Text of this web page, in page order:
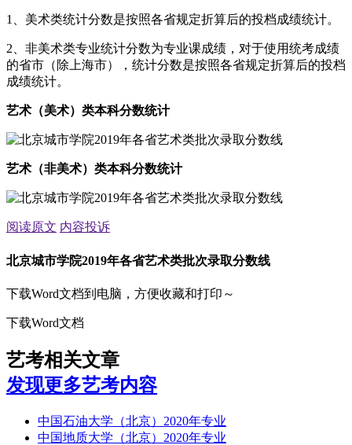
1、美术类统计分数是按照各省规定折算后的投档成绩统计。
2、非美术类专业统计分数为专业课成绩，对于使用统考成绩
的省市（除上海市），统计分数是按照各省规定折算后的投档
成绩统计。
艺术（美术）类本科分数统计
艺术（非美术）类本科分数统计
阅读原文 内容投诉
北京城市学院2019年各省艺术类批次录取分数线
下载Word文档到电脑，方便收藏和打印～
下载Word文档
艺考相关文章
发现更多艺考内容
中国石油大学（北京）2020年专业
中国地质大学（北京）2020年专业